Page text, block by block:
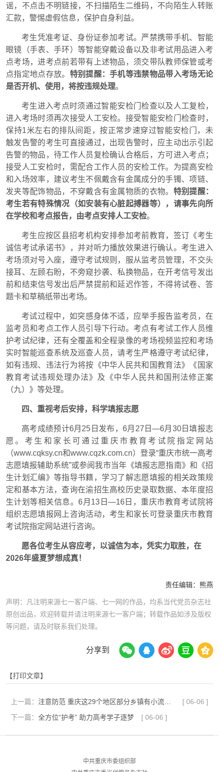
谣，不点击不明链接，不扫描陌生二维码，不向陌生人转账
汇款，警惕虚假信息，保护自身利益。
考生凭准考证、身份证参加考试。严禁携带手机、智能
眼镜（手表、手环）等智能穿戴设备以及非考试用品进入考
点考场，进考点前若带有上述物品，须交带队教师保管或考
点指定地点存放。 特别提醒：手机等违禁物品带入考场无论
是否开机、使用，将按违规处理。
考生进入考点时须通过智能安检门检查以及人工复检，
进入考场时须再次接受人工安检。接受智能安检门检查时，
保持1米左右的排队间距，按正常步速穿过智能安检门，未
触发告警的考生可直接通过，出现告警时，应主动出示引起
告警的物品，待工作人员复检确认合格后，方可进入考点；
接受人工安检时，需配合工作人员的安检工作。为提高安检
和入场效率，建议考生不佩戴含有金属成分的手镯、项链、
发夹等配饰物品，不穿戴含有金属物质的衣物。 特别提醒：
考生若有特殊情况（如安装有心脏起搏器等），请事先向所
在学校和考点报告，由考点安排人工安检。
考生应按区县招考机构安排参加考前教育，签订《考生
诚信考试承诺书》，并对听力播放效果进行确认。考生进入
考场须对号入座，遵守考试规则，服从监考员管理，不交头
接耳、左顾右盼，不旁窥抄袭、私换物品，在开考信号发出
前和结束信号发出后严禁提前和延迟作答，不得将试卷、答
题卡和草稿纸带出考场。
考试过程中，如突感身体不适，应举手报告监考员，在
监考员和考点工作人员引导下行动。考点有考试工作人员维
护考试纪律，还有全覆盖和全程录像的考场视频监控和考场
实时智能巡查系统及巡查人员，请考生严格遵守考试纪律，
如有违规、违法行为将按《中华人民共和国教育法》《国家
教育考试违规处理办法》及《中华人民共和国刑法修正案
（九）》等处理。
四、重视考后安排，科学填报志愿
高考成绩预计6月25日发布，6月27日—6月30日填报志
愿。考生和家长可通过重庆市教育考试院指定网站
（www.cqksy.cn和www.cqzk.com.cn）登录“重庆市统一高考
志愿填报辅助系统”或参阅我市当年《填报志愿指南》和《招
生计划汇编》等指导书籍，学习了解志愿填报的相关政策规
定和基本方法，查询在渝招生高校历史录取数据、本年度招
生计划等相关信息。6月13日—16日，重庆市教育考试院将
组织志愿填报网上咨询活动，考生和家长可登录重庆市教育
考试院指定网站进行咨询。
愿各位考生从容应考，以诚信为本，凭实力取胜，在
2026年盛夏梦想成真！
责任编辑： 熊燕
声明：凡注明来源七一客户端、七一网的作品，均系当代党员杂志社
原创出品，欢迎转载并请注明来源七一客户端；转载作品如涉及版权
等问题，请及时联系我们处理。
分享到
【打印文章】
上一篇： 注意防范 重庆这29个地区部分乡镇有小流域山洪灾害气象风险 [ 06-06 ]
下一篇： 全方位“护考” 助力高考学子逐梦 [ 06-06 ]
中共重庆市委组织部